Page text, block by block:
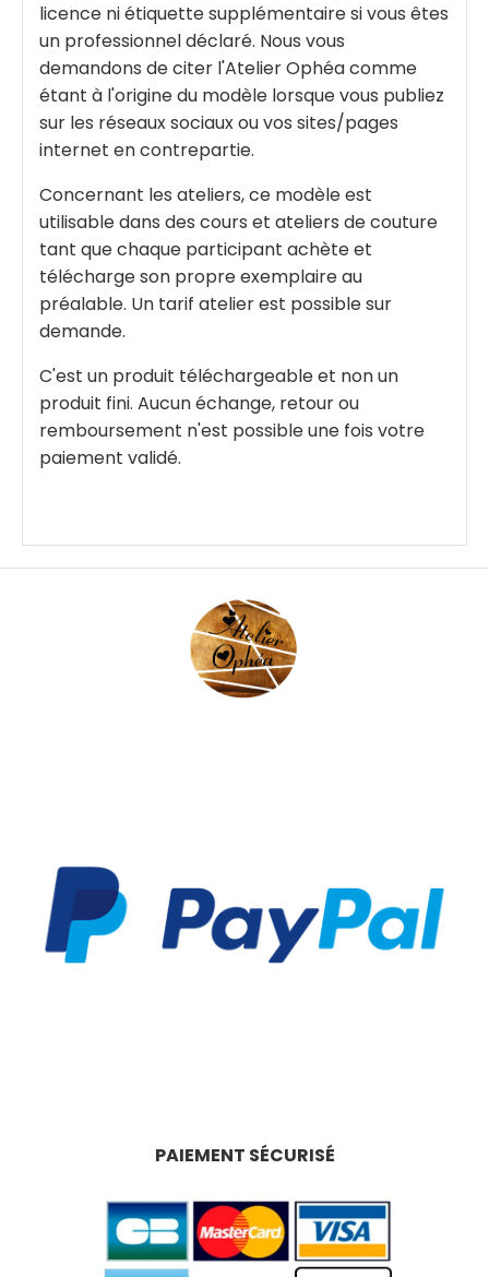
licence ni étiquette supplémentaire si vous êtes
un professionnel déclaré. Nous vous
demandons de citer l'Atelier Ophéa comme
étant à l'origine du modèle lorsque vous publiez
sur les réseaux sociaux ou vos sites/pages
internet en contrepartie.
Concernant les ateliers, ce modèle est
utilisable dans des cours et ateliers de couture
tant que chaque participant achète et
télécharge son propre exemplaire au
préalable. Un tarif atelier est possible sur
demande.
C'est un produit téléchargeable et non un
produit fini. Aucun échange, retour ou
remboursement n'est possible une fois votre
paiement validé.
PAIEMENT SÉCURISÉ